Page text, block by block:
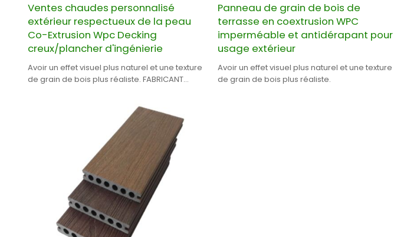
Ventes chaudes personnalisé
extérieur respectueux de la peau
Co-Extrusion Wpc Decking
creux/plancher d'ingénierie
Avoir un effet visuel plus naturel et une texture
de grain de bois plus réaliste. FABRICANT
Panneau de grain de bois de
terrasse en coextrusion WPC
imperméable et antidérapant pour
usage extérieur
Avoir un effet visuel plus naturel et une texture
de grain de bois plus réaliste.